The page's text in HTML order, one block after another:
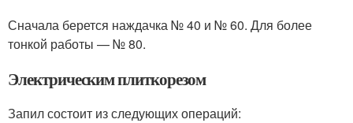
Сначала берется наждачка № 40 и № 60. Для более
тонкой работы — № 80.
Электрическим плиткорезом
Запил состоит из следующих операций: